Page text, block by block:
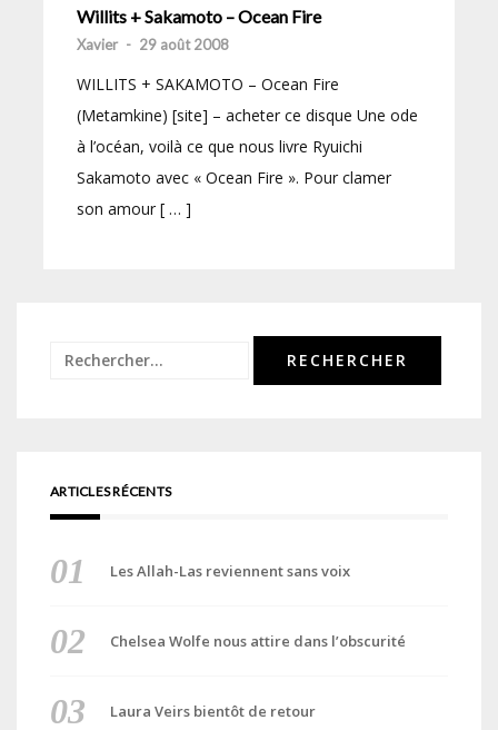
Willits + Sakamoto – Ocean Fire
Xavier - 29 août 2008
WILLITS + SAKAMOTO – Ocean Fire
(Metamkine) [site] – acheter ce disque Une ode
à l’océan, voilà ce que nous livre Ryuichi
Sakamoto avec « Ocean Fire ». Pour clamer
son amour [ … ]
Rechercher :
ARTICLES RÉCENTS
Les Allah-Las reviennent sans voix
Chelsea Wolfe nous attire dans l’obscurité
Laura Veirs bientôt de retour